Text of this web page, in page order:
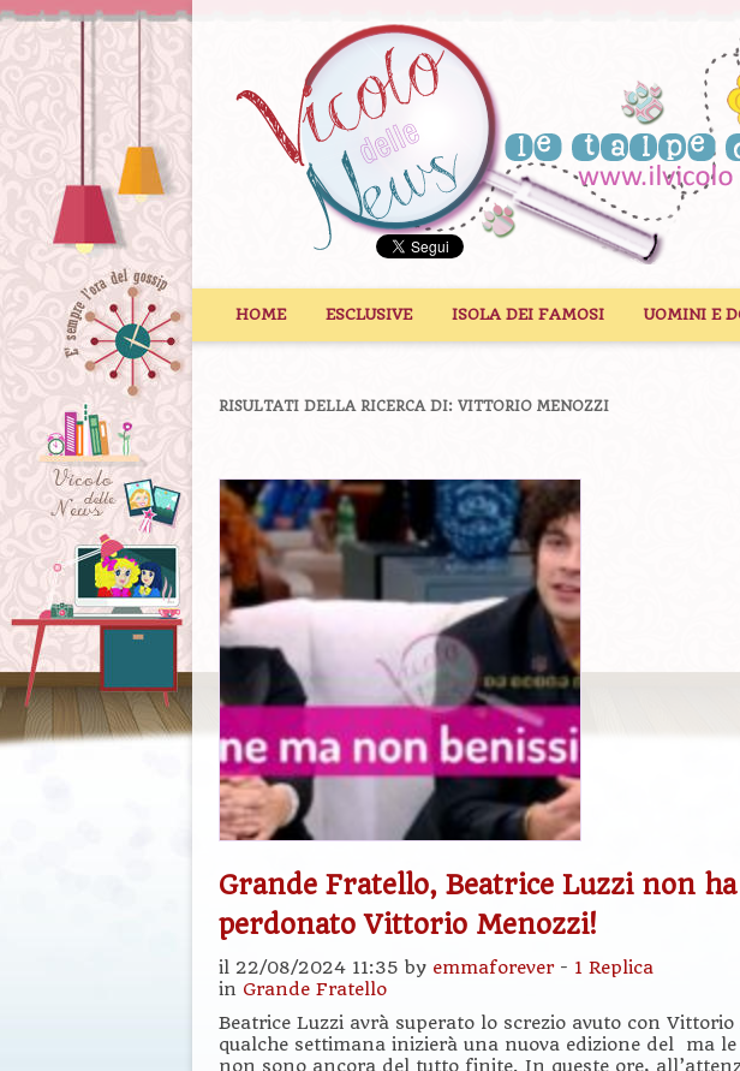
HOME ESCLUSIVE ISOLA DEI FAMOSI UOMINI E
RISULTATI DELLA RICERCA DI: VITTORIO MENOZZI
Grande Fratello, Beatrice Luzzi non ha
perdonato Vittorio Menozzi!
il 22/08/2024 11:35 by emmaforever- 1 Replica
in Grande Fratello
Beatrice Luzzi avrà superato lo screzio avuto con
qualche settimana inizierà una nuova edizione del ma
non sono ancora del tutto finite. In queste ore,